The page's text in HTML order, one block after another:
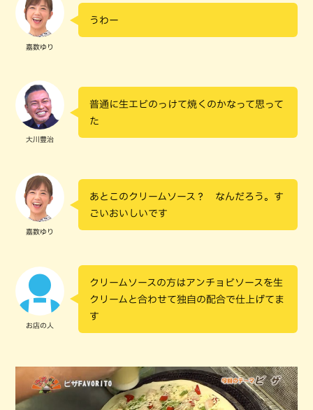
嘉数ゆり
うわー
大川豊治
普通に生エビのっけて焼くのかなって思って
た
嘉数ゆり
あとこのクリームソース？ なんだろう。す
ごいおいしいです
お店の人
クリームソースの方はアンチョビソースを生
クリームと合わせて独自の配合で仕上げてま
す